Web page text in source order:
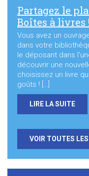
Partagez le
Boîtes à livres !
Vous avez un
dans votre
le déposant dans
découvrir une
choisissez un livre
goûts ! […]
LIRE LA SUITE
VOIR TOUTES